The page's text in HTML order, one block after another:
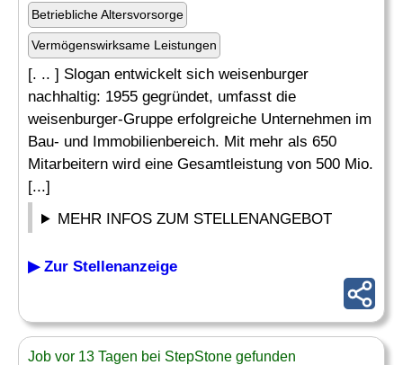
Betriebliche Altersvorsorge
Vermögenswirksame Leistungen
[. .. ] Slogan entwickelt sich weisenburger
nachhaltig: 1955 gegründet, umfasst die
weisenburger-Gruppe erfolgreiche Unternehmen im
Bau- und Immobilienbereich. Mit mehr als 650
Mitarbeitern wird eine Gesamtleistung von 500 Mio.
[...]
MEHR INFOS ZUM STELLENANGEBOT
▶ Zur Stellenanzeige
Job vor 13 Tagen bei StepStone gefunden